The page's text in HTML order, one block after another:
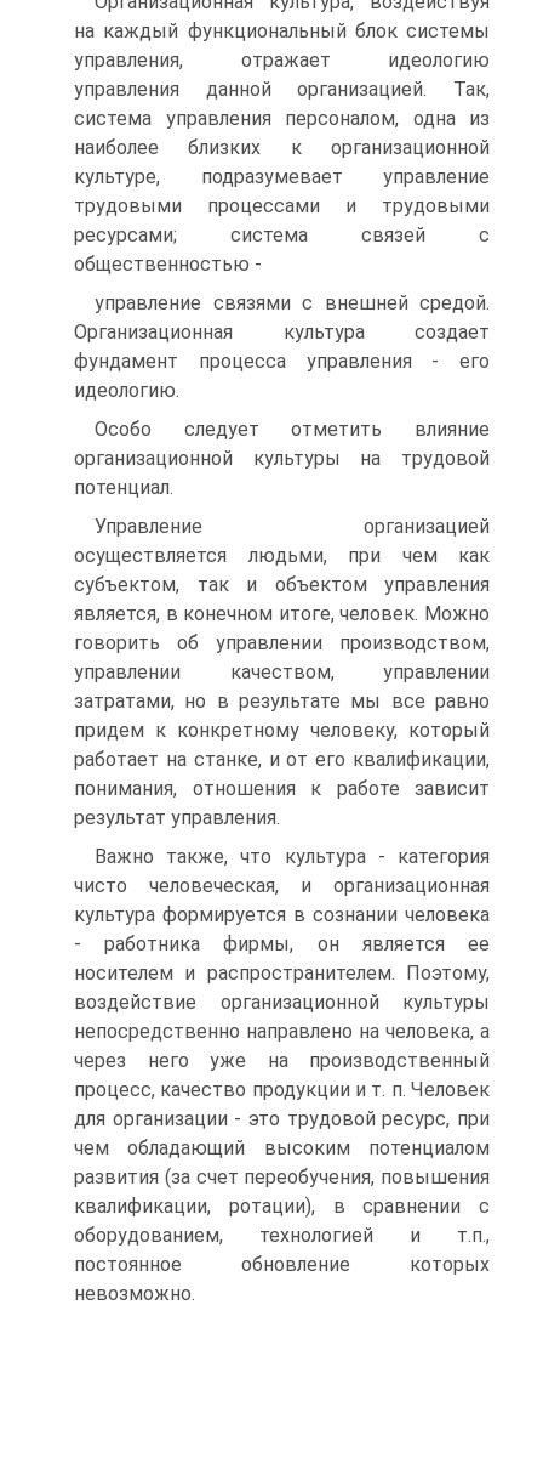
на каждый функциональный блок системы
управления, отражает идеологию
управления данной организацией. Так,
система управления персоналом, одна из
наиболее близких к организационной
культуре, подразумевает управление
трудовыми процессами и трудовыми
ресурсами; система связей с
общественностью -
управление связями с внешней средой.
Организационная культура создает
фундамент процесса управления - его
идеологию.
Особо следует отметить влияние
организационной культуры на трудовой
потенциал.
Управление организацией
осуществляется людьми, при чем как
субъектом, так и объектом управления
является, в конечном итоге, человек. Можно
говорить об управлении производством,
управлении качеством, управлении
затратами, но в результате мы все равно
придем к конкретному человеку, который
работает на станке, и от его квалификации,
понимания, отношения к работе зависит
результат управления.
Важно также, что культура - категория
чисто человеческая, и организационная
культура формируется в сознании человека
- работника фирмы, он является ее
носителем и распространителем. Поэтому,
воздействие организационной культуры
непосредственно направлено на человека, а
через него уже на производственный
процесс, качество продукции и т. п. Человек
для организации - это трудовой ресурс, при
чем обладающий высоким потенциалом
развития (за счет переобучения, повышения
квалификации, ротации), в сравнении с
оборудованием, технологией и т.п.,
постоянное обновление которых
невозможно.